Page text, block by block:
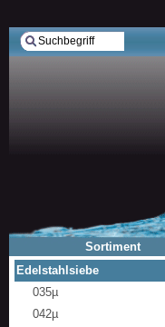
Sortiment
Edelstahlsiebe
035µ
042µ